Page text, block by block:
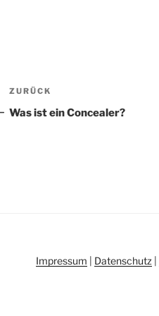
Beitragsnavigation
Vorheriger
Beitrag
ZURÜCK
Was ist ein Concealer?
Impressum Datenschutz